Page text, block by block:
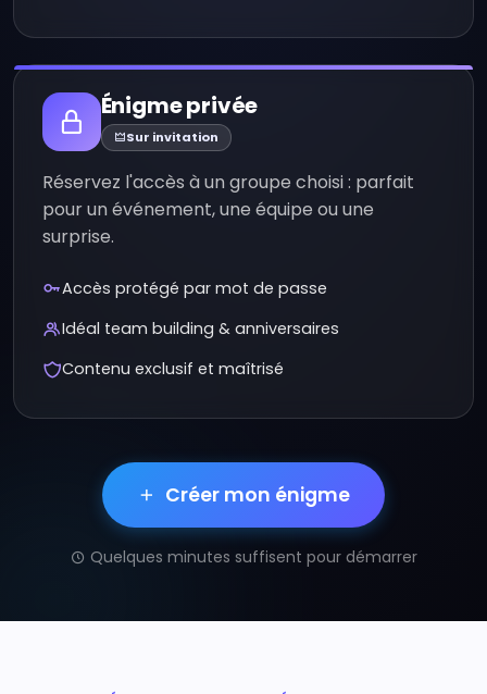
Énigme privée
Sur invitation
Réservez l'accès à un groupe choisi : parfait
pour un événement, une équipe ou une
surprise.
Accès protégé par mot de passe
Idéal team building & anniversaires
Contenu exclusif et maîtrisé
Créer mon énigme
Quelques minutes suffisent pour démarrer